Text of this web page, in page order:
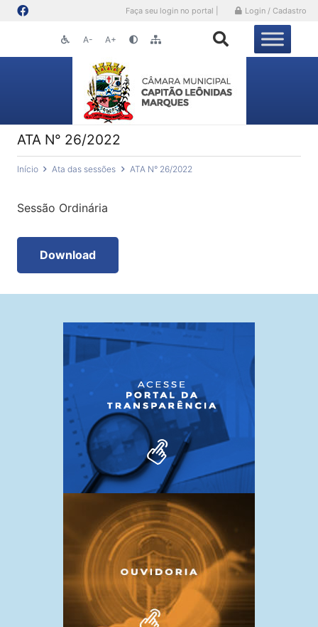
Faça seu login no portal | Login / Cadastro
A- A+
ATA N° 26/2022
Início Ata das sessões ATA N° 26/2022
Sessão Ordinária
Download